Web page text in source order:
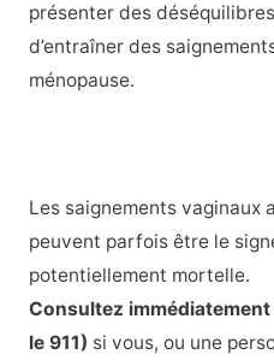
présenter des
d’entraîner des
ménopause.
Les saignements vaginaux
peuvent parfois être le
potentiellement mortelle.
Consultez
le 911) si vous, ou une